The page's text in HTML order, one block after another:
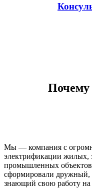
Почему
Мы — компания с
электрификации жилых,
промышленных
сформировали дружный,
знающий свою работу на